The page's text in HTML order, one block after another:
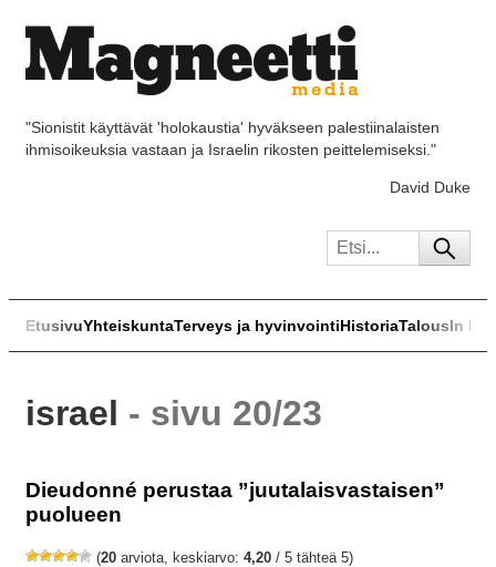
"Sionistit käyttävät 'holokaustia' hyväkseen palestiinalaisten
ihmisoikeuksia vastaan ja Israelin rikosten peittelemiseksi."
David Duke
EtusivuYhteiskuntaTerveys ja hyvinvointiHistoriaTalousIn
israel - sivu 20/23
Dieudonné perustaa ”juutalaisvastaisen”
puolueen
(20 arviota, keskiarvo: 4,20 / 5 tähteä 5)